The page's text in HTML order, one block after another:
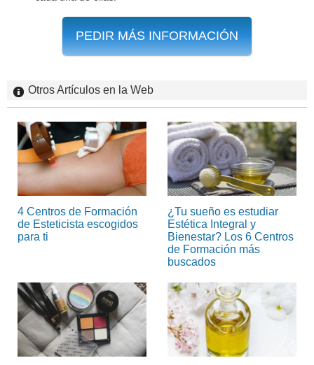
PEDIR MÁS INFORMACIÓN
Otros Artículos en la Web
4 Centros de Formación
de Esteticista escogidos
para ti
¿Tu sueño es estudiar
Estética Integral y
Bienestar? Los 6 Centros
de Formación más
buscados